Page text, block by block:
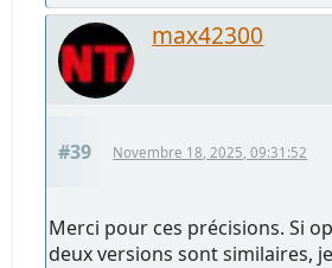
max42300
#39 Novembre 18, 2025, 09:31:52
Merci pour ces précisions. Si
deux versions sont similaires,